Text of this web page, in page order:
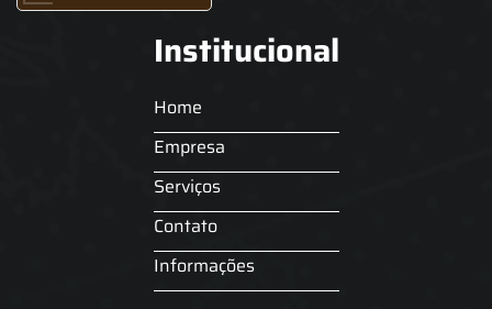
Institucional
Home
Empresa
Serviços
Contato
Informações